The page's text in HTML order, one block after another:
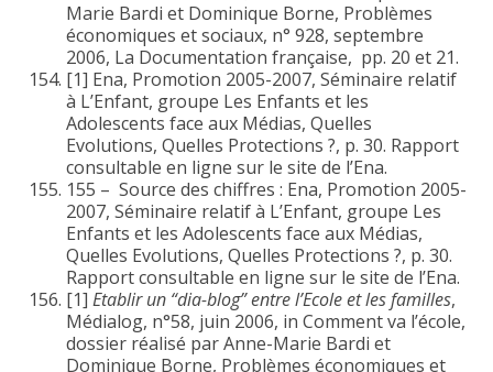
Marie Bardi et Dominique Borne, Problèmes
économiques et sociaux, n° 928, septembre
2006, La Documentation française, pp. 20 et 21.
[1] Ena, Promotion 2005-2007, Séminaire relatif
à L’Enfant, groupe Les Enfants et les
Adolescents face aux Médias, Quelles
Evolutions, Quelles Protections ?, p. 30. Rapport
consultable en ligne sur le site de l’Ena.
155 – Source des chiffres : Ena, Promotion 2005-
2007, Séminaire relatif à L’Enfant, groupe Les
Enfants et les Adolescents face aux Médias,
Quelles Evolutions, Quelles Protections ?, p. 30.
Rapport consultable en ligne sur le site de l’Ena.
[1] Etablir un “dia-blog” entre l’Ecole et les familles,
Médialog, n°58, juin 2006, in Comment va l’école,
dossier réalisé par Anne-Marie Bardi et
Dominique Borne, Problèmes économiques et